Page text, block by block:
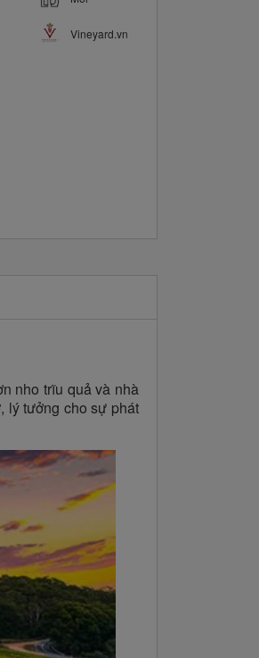
Vineyard.vn
nho trĩu quả và nhà
lý tưởng cho sự phát